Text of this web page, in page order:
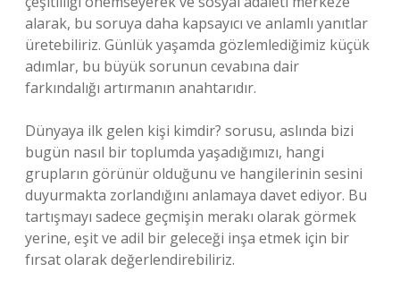
alarak, bu soruya daha kapsayıcı ve anlamlı yanıtlar
üretebiliriz. Günlük yaşamda gözlemlediğimiz küçük
adımlar, bu büyük sorunun cevabına dair
farkındalığı artırmanın anahtarıdır.
Dünyaya ilk gelen kişi kimdir? sorusu, aslında bizi
bugün nasıl bir toplumda yaşadığımızı, hangi
grupların görünür olduğunu ve hangilerinin sesini
duyurmakta zorlandığını anlamaya davet ediyor. Bu
tartışmayı sadece geçmişin merakı olarak görmek
yerine, eşit ve adil bir geleceği inşa etmek için bir
fırsat olarak değerlendirebiliriz.